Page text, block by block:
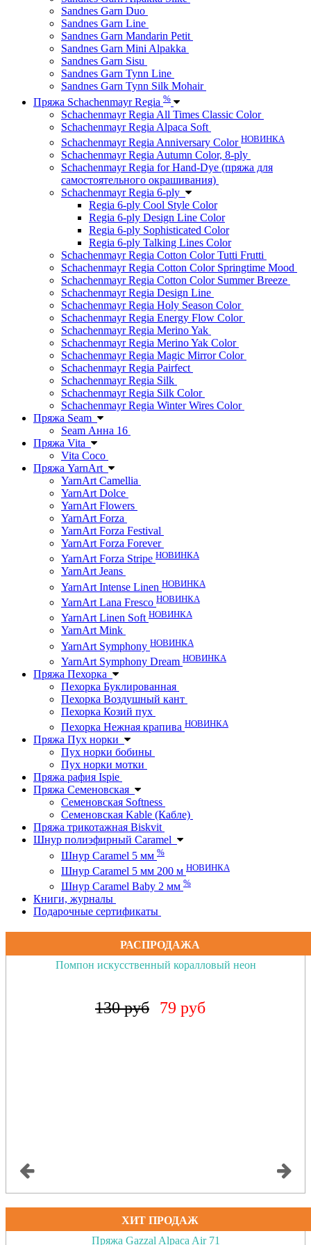
Sandnes Garn Duo
Sandnes Garn Line
Sandnes Garn Mandarin Petit
Sandnes Garn Mini Alpakka
Sandnes Garn Sisu
Sandnes Garn Tynn Line
Sandnes Garn Tynn Silk Mohair
Пряжа Schachenmayr Regia %
Schachenmayr Regia All Times Classic Color
Schachenmayr Regia Alpaca Soft
Schachenmayr Regia Anniversary Color НОВИНКА
Schachenmayr Regia Autumn Color, 8-ply
Schachenmayr Regia for Hand-Dye (пряжа для
самостоятельного окрашивания)
Schachenmayr Regia 6-ply
Regia 6-ply Cool Style Color
Regia 6-ply Design Line Color
Regia 6-ply Sophisticated Color
Regia 6-ply Talking Lines Color
Schachenmayr Regia Cotton Color Tutti Frutti
Schachenmayr Regia Cotton Color Springtime Mood
Schachenmayr Regia Cotton Color Summer Breeze
Schachenmayr Regia Design Line
Schachenmayr Regia Holy Season Color
Schachenmayr Regia Energy Flow Color
Schachenmayr Regia Merino Yak
Schachenmayr Regia Merino Yak Color
Schachenmayr Regia Magic Mirror Color
Schachenmayr Regia Pairfect
Schachenmayr Regia Silk
Schachenmayr Regia Silk Color
Schachenmayr Regia Winter Wires Color
Пряжа Seam
Seam Анна 16
Пряжа Vita
Vita Coco
Пряжа YarnArt
YarnArt Camellia
YarnArt Dolce
YarnArt Flowers
YarnArt Forza
YarnArt Forza Festival
YarnArt Forza Forever
YarnArt Forza Stripe НОВИНКА
YarnArt Jeans
YarnArt Intense Linen НОВИНКА
YarnArt Lana Fresco НОВИНКА
YarnArt Linen Soft НОВИНКА
YarnArt Mink
YarnArt Symphony НОВИНКА
YarnArt Symphony Dream НОВИНКА
Пряжа Пехорка
Пехорка Буклированная
Пехорка Воздушный кант
Пехорка Козий пух
Пехорка Нежная крапива НОВИНКА
Пряжа Пух норки
Пух норки бобины
Пух норки мотки
Пряжа рафия Ispie
Пряжа Семеновская
Семеновская Softness
Семеновская Kable (Кабле)
Пряжа трикотажная Biskvit
Шнур полиэфирный Caramel
Шнур Caramel 5 мм %
Шнур Caramel 5 мм 200 м НОВИНКА
Шнур Caramel Baby 2 мм %
Книги, журналы
Подарочные сертификаты
РАСПРОДАЖА
Помпон искусственный коралловый неон
130 руб 79 руб
ХИТ ПРОДАЖ
Пряжа Gazzal Alpaca Air 71